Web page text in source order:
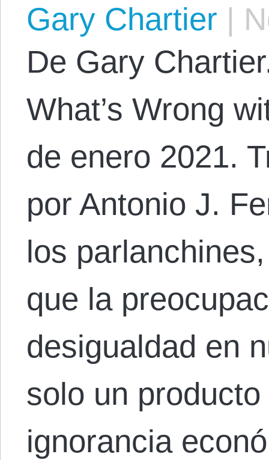
Gary Chartier |
De Gary
What’s Wrong
de enero 2021.
por Antonio J.
los
que la
desigualdad en
solo un
ignorancia